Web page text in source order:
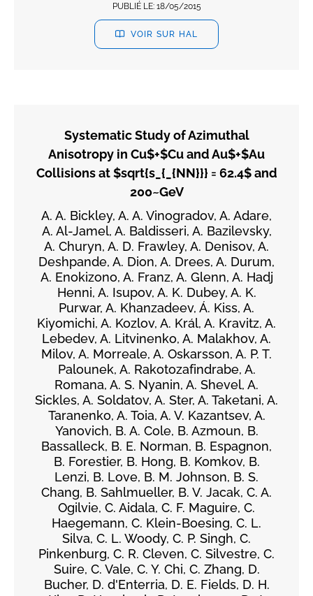
PUBLIÉ LE: 18/05/2015
VOIR SUR HAL
Systematic Study of Azimuthal
Anisotropy in Cu$+$Cu and Au$+$Au
Collisions at $sqrt{s_{_{NN}}} = 62.4$ and
200~GeV
A. A. Bickley, A. A. Vinogradov, A. Adare,
A. Al-Jamel, A. Baldisseri, A. Bazilevsky,
A. Churyn, A. D. Frawley, A. Denisov, A.
Deshpande, A. Dion, A. Drees, A. Durum,
A. Enokizono, A. Franz, A. Glenn, A. Hadj
Henni, A. Isupov, A. K. Dubey, A. K.
Purwar, A. Khanzadeev, Á. Kiss, A.
Kiyomichi, A. Kozlov, A. Král, A. Kravitz, A.
Lebedev, A. Litvinenko, A. Malakhov, A.
Milov, A. Morreale, A. Oskarsson, A. P. T.
Palounek, A. Rakotozafindrabe, A.
Romana, A. S. Nyanin, A. Shevel, A.
Sickles, A. Soldatov, A. Ster, A. Taketani, A.
Taranenko, A. Toia, A. V. Kazantsev, A.
Yanovich, B. A. Cole, B. Azmoun, B.
Bassalleck, B. E. Norman, B. Espagnon,
B. Forestier, B. Hong, B. Komkov, B.
Lenzi, B. Love, B. M. Johnson, B. S.
Chang, B. Sahlmueller, B. V. Jacak, C. A.
Ogilvie, C. Aidala, C. F. Maguire, C.
Haegemann, C. Klein-Boesing, C. L.
Silva, C. L. Woody, C. P. Singh, C.
Pinkenburg, C. R. Cleven, C. Silvestre, C.
Suire, C. Vale, C. Y. Chi, C. Zhang, D.
Bucher, D. d'Enterria, D. E. Fields, D. H.